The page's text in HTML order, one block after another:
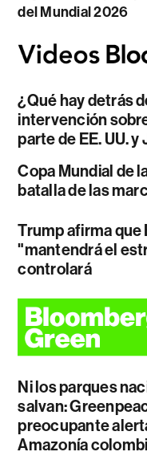
del Mundial 2026
¿Qué hay detrás
intervención
parte de EE. UU. y
Copa Mundial de
batalla de las
Trump afirma que
"mantendrá el
controlará
Ni los parques
salvan:
preocupante
Amazonía